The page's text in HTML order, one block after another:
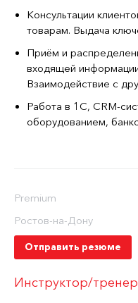
Консультации
товарам. Выдача
Приём и
входящей
Взаимодействие с
Работа в 1С, CRM-
оборудованием,
Premium
Ростов-на-Дону
Отправить резюме
Инструктор/